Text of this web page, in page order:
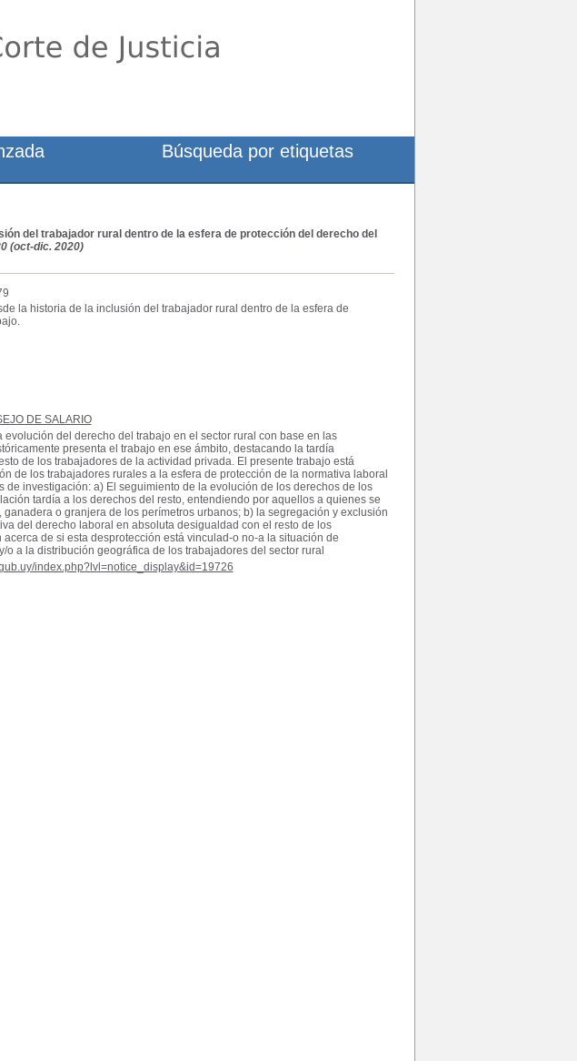
del trabajador rural dentro de la esfera de protección del derecho del
(oct-dic. 2020)
la historia de la inclusión del trabajador rural dentro de la esfera de
DE SALARIO
evolución del derecho del trabajo en el sector rural con base en las
presenta el trabajo en ese ámbito, destacando la tardía
de los trabajadores de la actividad privada. El presente trabajo está
de los trabajadores rurales a la esfera de protección de la normativa laboral
de investigación: a) El seguimiento de la evolución de los derechos de los
tardía a los derechos del resto, entendiendo por aquellos a quienes se
o granjera de los perímetros urbanos; b) la segregación y exclusión
del derecho laboral en absoluta desigualdad con el resto de los
de si esta desprotección está vinculad-o no-a la situación de
o a la distribución geográfica de los trabajadores del sector rural
index.php?lvl=notice_display&id=19726
Búsqueda por etiquetas